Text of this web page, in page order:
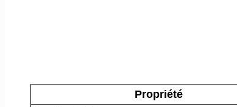
Propriété